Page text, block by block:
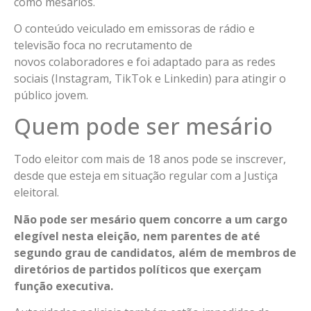
O conteúdo veiculado em emissoras de rádio e
televisão foca no recrutamento de
novos colaboradores e foi adaptado para as redes
sociais (Instagram, TikTok e Linkedin) para atingir o
público jovem.
Quem pode ser mesário
Todo eleitor com mais de 18 anos pode se inscrever,
desde que esteja em situação regular com a Justiça
eleitoral.
Não pode ser mesário quem concorre a um cargo
elegível nesta eleição, nem parentes de até
segundo grau de candidatos, além de membros de
diretórios de partidos políticos que exerçam
função executiva.